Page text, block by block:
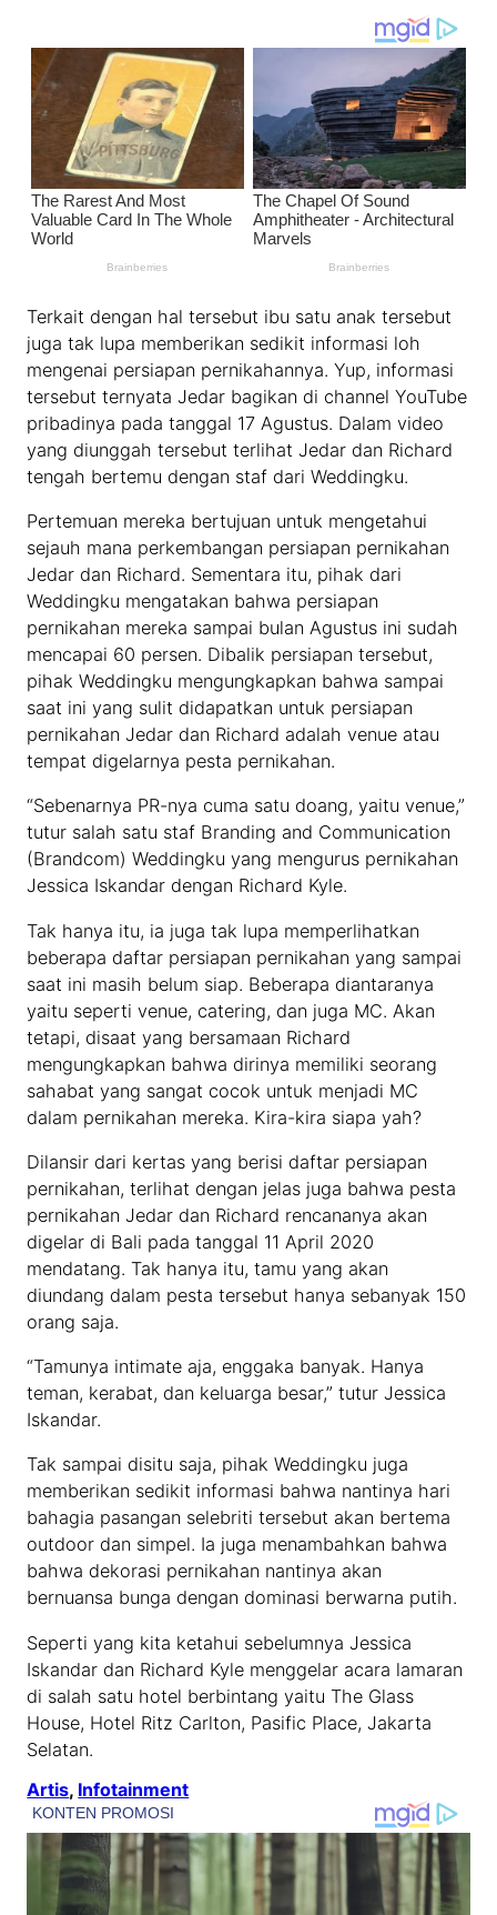
Terkait dengan hal tersebut ibu satu anak tersebut
juga tak lupa memberikan sedikit informasi loh
mengenai persiapan pernikahannya. Yup, informasi
tersebut ternyata Jedar bagikan di channel YouTube
pribadinya pada tanggal 17 Agustus. Dalam video
yang diunggah tersebut terlihat Jedar dan Richard
tengah bertemu dengan staf dari Weddingku.
Pertemuan mereka bertujuan untuk mengetahui
sejauh mana perkembangan persiapan pernikahan
Jedar dan Richard. Sementara itu, pihak dari
Weddingku mengatakan bahwa persiapan
pernikahan mereka sampai bulan Agustus ini sudah
mencapai 60 persen. Dibalik persiapan tersebut,
pihak Weddingku mengungkapkan bahwa sampai
saat ini yang sulit didapatkan untuk persiapan
pernikahan Jedar dan Richard adalah venue atau
tempat digelarnya pesta pernikahan.
“Sebenarnya PR-nya cuma satu doang, yaitu venue,”
tutur salah satu staf Branding and Communication
(Brandcom) Weddingku yang mengurus pernikahan
Jessica Iskandar dengan Richard Kyle.
Tak hanya itu, ia juga tak lupa memperlihatkan
beberapa daftar persiapan pernikahan yang sampai
saat ini masih belum siap. Beberapa diantaranya
yaitu seperti venue, catering, dan juga MC. Akan
tetapi, disaat yang bersamaan Richard
mengungkapkan bahwa dirinya memiliki seorang
sahabat yang sangat cocok untuk menjadi MC
dalam pernikahan mereka. Kira-kira siapa yah?
Dilansir dari kertas yang berisi daftar persiapan
pernikahan, terlihat dengan jelas juga bahwa pesta
pernikahan Jedar dan Richard rencananya akan
digelar di Bali pada tanggal 11 April 2020
mendatang. Tak hanya itu, tamu yang akan
diundang dalam pesta tersebut hanya sebanyak 150
orang saja.
“Tamunya intimate aja, enggaka banyak. Hanya
teman, kerabat, dan keluarga besar,” tutur Jessica
Iskandar.
Tak sampai disitu saja, pihak Weddingku juga
memberikan sedikit informasi bahwa nantinya hari
bahagia pasangan selebriti tersebut akan bertema
outdoor dan simpel. Ia juga menambahkan bahwa
bahwa dekorasi pernikahan nantinya akan
bernuansa bunga dengan dominasi berwarna putih.
Seperti yang kita ketahui sebelumnya Jessica
Iskandar dan Richard Kyle menggelar acara lamaran
di salah satu hotel berbintang yaitu The Glass
House, Hotel Ritz Carlton, Pasific Place, Jakarta
Selatan.
Artis, Infotainment